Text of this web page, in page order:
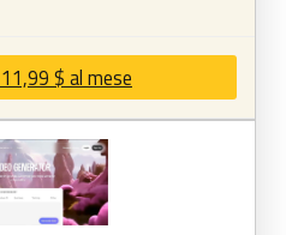
$ al mese